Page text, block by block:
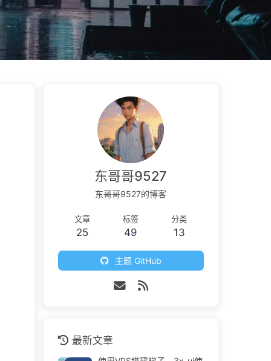
东哥哥9527
东哥哥9527的博客
文章
25
标签
49
分类
13
主题 GitHub
最新文章